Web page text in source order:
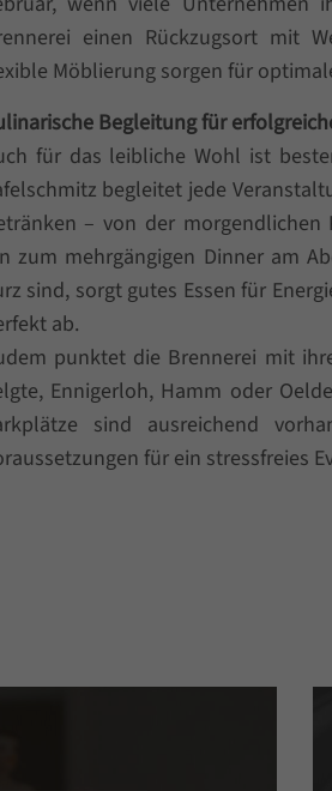
einen Rückzugsort mit
Möblierung sorgen für
Begleitung für
für das leibliche Wohl ist
begleitet jede
– von der
zum mehrgängigen Dinner am
sind, sorgt gutes Essen für
ab.
punktet die Brennerei mit
Ennigerloh, Hamm oder
sind ausreichend
für ein stressfreies